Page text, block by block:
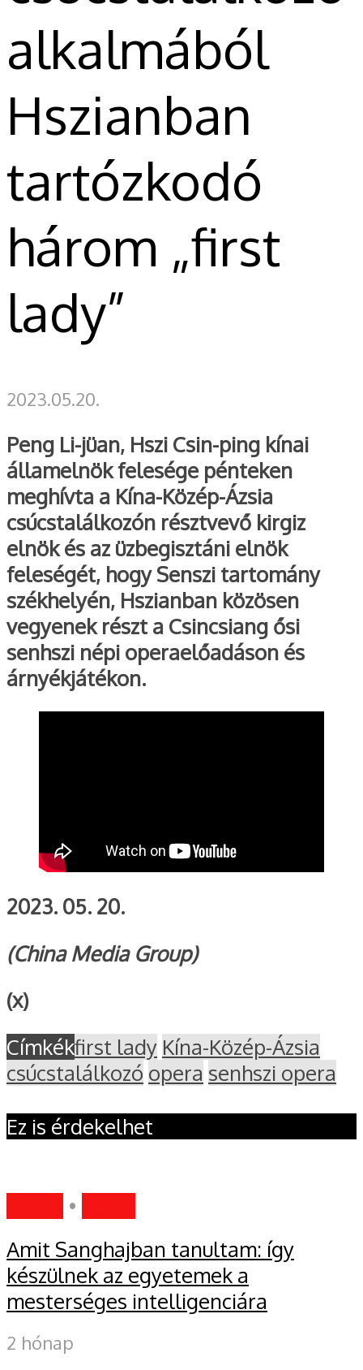
alkalmából
Hszianban
tartózkodó
három „first
lady”
2023.05.20.
Peng Li-jüan, Hszi Csin-ping kínai
államelnök felesége pénteken
meghívta a Kína-Közép-Ázsia
csúcstalálkozón résztvevő kirgiz
elnök és az üzbegisztáni elnök
feleségét, hogy Senszi tartomány
székhelyén, Hszianban közösen
vegyenek részt a Csincsiang ősi
senhszi népi operaelőadáson és
árnyékjátékon.
2023. 05. 20.
(China Media Group)
(x)
Címkékfirst lady Kína-Közép-Ázsia
csúcstalálkozó opera senhszi opera
Ez is érdekelhet
•
Amit Sanghajban tanultam: így
készülnek az egyetemek a
mesterséges intelligenciára
2 hónap